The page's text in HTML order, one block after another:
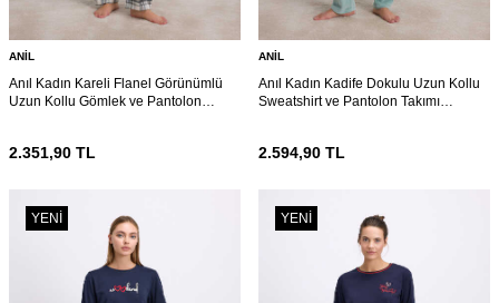
ANIL
Anıl Kadın Kareli Flanel Görünümlü
Uzun Kollu Gömlek ve Pantolon
2.351,90 TL
ANIL
Anıl Kadın Kadife Dokulu Uzun Kollu
Sweatshirt ve Pantolon Takımı
2.594,90 TL
YENI YENI